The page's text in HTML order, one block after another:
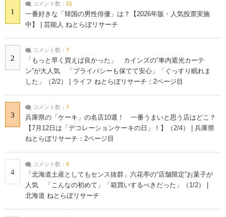
1
コメント数： 21
一番好きな「韓国の男性俳優」は？【2026年版・人気投票実施
中】 | 芸能人 ねとらぼリサーチ
2
コメント数： 7
「もっと早く買えば良かった」 カインズの“車内遮光カーテ
ン”が大人気 「プライバシーも保てて安心」「ぐっすり眠れま
した」（2/2） | ライフ ねとらぼリサーチ：2ページ目
3
コメント数： 7
兵庫県の「ケーキ」の名店10選！ 一番うまいと思う店はどこ？
【7月12日は「デコレーションケーキの日」！】（2/4） | 兵庫県
ねとらぼリサーチ：2ページ目
4
コメント数： 5
「北海道土産としてもセンス抜群」六花亭の“店舗限定”お菓子が
人気 「こんなの初めて」「箱買いするべきだった」（1/2） |
北海道 ねとらぼリサーチ